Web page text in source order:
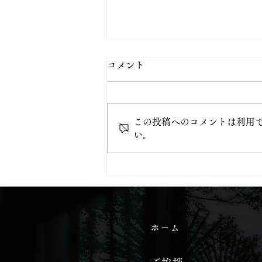
8月18日（火）甲子大祭
コメント
この投稿へのコメントは利用
い。
ホーム